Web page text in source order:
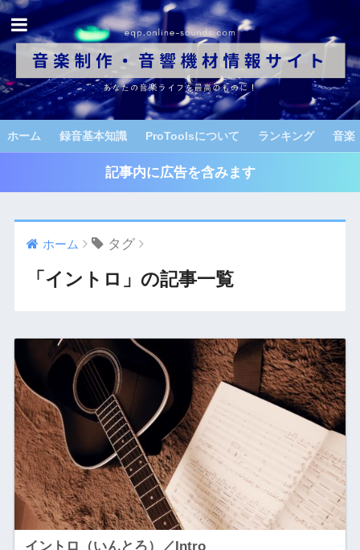
ホーム 録音基本知識 ProToolsについて ランキング 音楽
記事内に広告を含みます
ホーム タグ
「イントロ」の記事一覧
イントロ（いんとろ）／Intro